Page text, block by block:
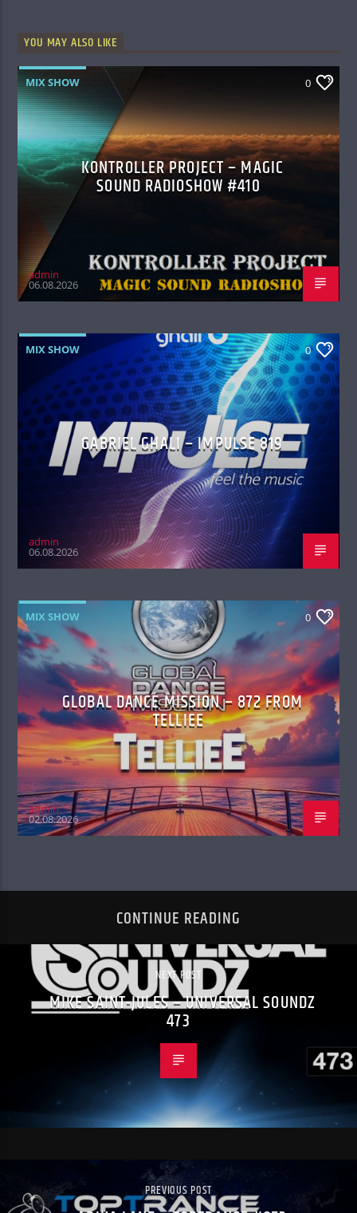
YOU MAY ALSO LIKE
MIX SHOW 0
KONTROLLER PROJECT – MAGIC
SOUND RADIOSHOW #410
admin
06.08.2026
MIX SHOW 0
GABRIEL GHALI – IMPULSE 819
admin
06.08.2026
MIX SHOW 0
GLOBAL DANCE MISSION – 872 FROM
TELLIEE
admin
02.08.2026
CONTINUE READING
NEXT POST
MIKE SAINT-JULES – UNIVERSAL SOUNDZ
473
PREVIOUS POST